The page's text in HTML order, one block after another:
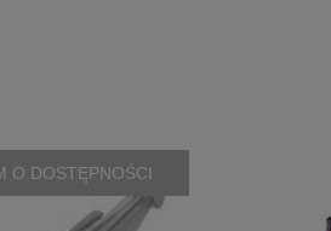
O DOSTĘPNOŚCI